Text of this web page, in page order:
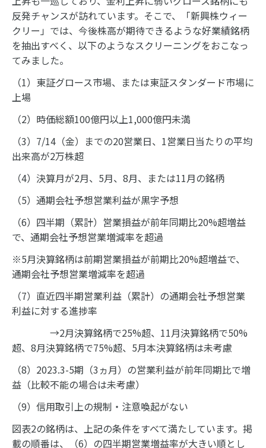
反発チャンスが訪れています。そこで、「新興株ウィー
クリー」では、今後株高が期待できるような好業績銘柄
を抽出すべく、以下のようなスクリーニングをおこなっ
てみました。
（1）東証グロース市場、または東証スタンダード市場に
上場
（2）時価総額100億円以上1,000億円未満
（3）7/14（金）までの20営業日、1営業日当たりの平均
出来高が2万株超
（4）決算月が2月、5月、8月、または11月の銘柄
（5）通期会社予想営業利益が黒字予想
（6）四半期（累計）営業損益が前年同期比20%超増益
で、通期会社予想営業増減率を超過
※5月決算銘柄は前期営業損益が前期比20%超増益で、
通期会社予想営業増減率を超過
（7）直近四半期営業利益（累計）の通期会社予想営業
利益に対する進捗率
→2月決算銘柄で25%超、11月決算銘柄で50%
超、8月決算銘柄で75%超、5月本決算銘柄は未考慮
（8）2023.3-5期（3ヵ月）の営業利益が前年同期比で増
益（比較不能の場合は未考慮）
（9）信用取引上の規制・注意喚起がない
図表2の銘柄は、上記の条件をすべて満たしています。掲
載の順番は、（6）の四半期営業増益率が大きい順とし